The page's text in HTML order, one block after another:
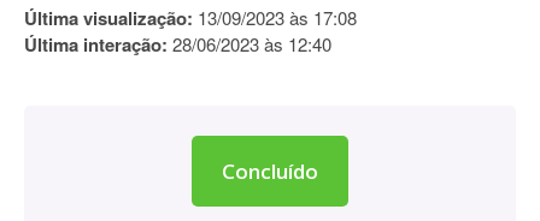
Última visualização: 13/09/2023 às 17:08
Última interação: 28/06/2023 às 12:40
Concluído